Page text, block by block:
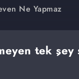
Ne Yapmaz
tek şey